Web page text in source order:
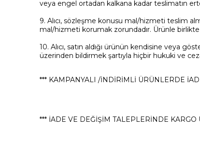
veya engel ortadan kalkana kadar teslimatın
9. Alıcı, sözleşme konusu mal/hizmeti teslim
mal/hizmeti korumak zorundadır. Ürünle
10. Alıcı, satın aldığı ürünün kendisine veya
üzerinden bildirmek şartıyla hiçbir hukuki ve
*** KAMPANYALI /İNDİRİMLİ ÜRÜNLERDE
*** İADE VE DEĞİŞİM TALEPLERİNDE KARGO